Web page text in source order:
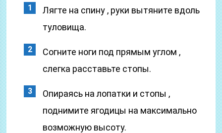
Лягте на спину , руки вытяните вдоль
туловища.
Согните ноги под прямым углом ,
слегка расставьте стопы.
Опираясь на лопатки и стопы ,
поднимите ягодицы на максимально
возможную высоту.